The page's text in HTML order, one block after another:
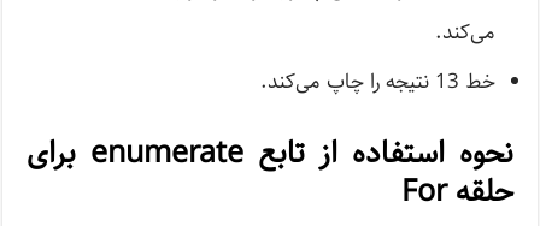
می‌کند.
خط 13 نتیجه را چاپ می‌کند.
نحوه استفاده از تابع enumerate برای
حلقه For